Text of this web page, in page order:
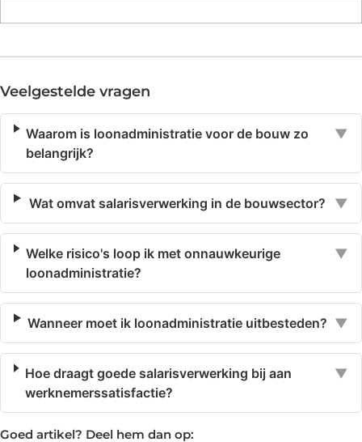
Veelgestelde vragen
Waarom is loonadministratie voor de bouw zo
belangrijk?
▼
Wat omvat salarisverwerking in de bouwsector? ▼
Welke risico's loop ik met onnauwkeurige
loonadministratie?
▼
Wanneer moet ik loonadministratie uitbesteden? ▼
Hoe draagt goede salarisverwerking bij aan
werknemerssatisfactie?
▼
Goed artikel? Deel hem dan op: